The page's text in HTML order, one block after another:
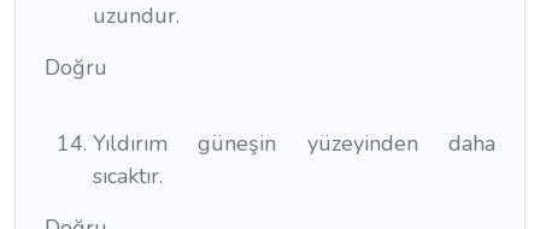
uzundur.
Doğru
Yıldırım güneşin yüzeyinden daha
sıcaktır.